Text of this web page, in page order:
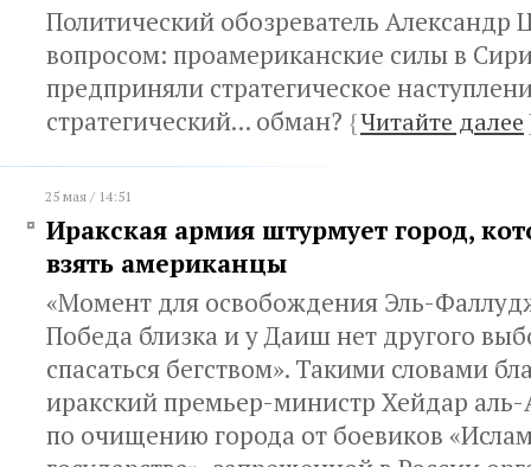
Политический обозреватель Александр
вопросом: проамериканские силы в
предприняли стратегическое
стратегический... обман? {Читайте далее
25 мая / 14:51
Иракская армия штурмует город,
взять американцы
«Момент для освобождения Эль-
Победа близка и у Даиш нет другого
спасаться бегством». Такими словами
иракский премьер-министр Хейдар
по очищению города от боевиков